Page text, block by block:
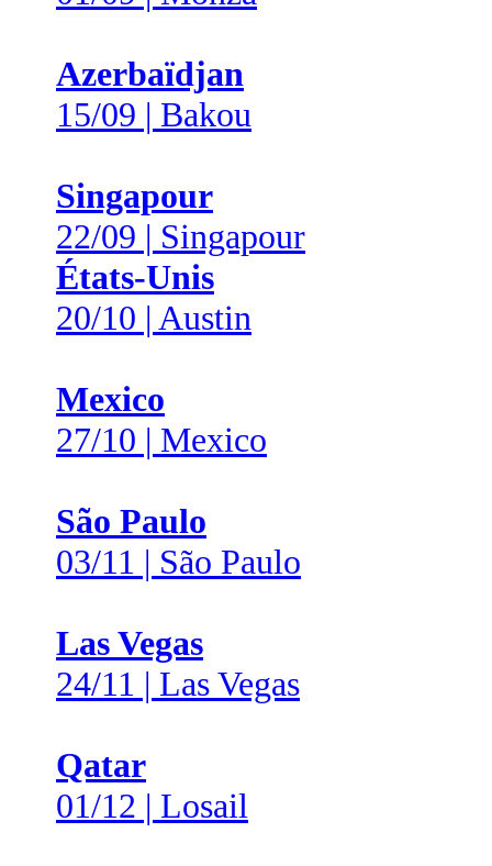
Azerbaïdjan
15/09 | Bakou
Singapour
22/09 | Singapour
États-Unis
20/10 | Austin
Mexico
27/10 | Mexico
São Paulo
03/11 | São Paulo
Las Vegas
24/11 | Las Vegas
Qatar
01/12 | Losail